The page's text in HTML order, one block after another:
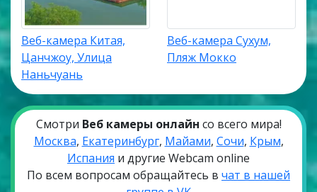
Веб-камера Китая,
Цанчжоу, Улица
Наньчуань
Веб-камера Сухум,
Пляж Мокко
Смотри Веб камеры онлайн со всего мира!
Москва, Екатеринбург, Майами, Сочи, Крым,
Испания и другие Webcam online
По всем вопросам обращайтесь в чат в нашей